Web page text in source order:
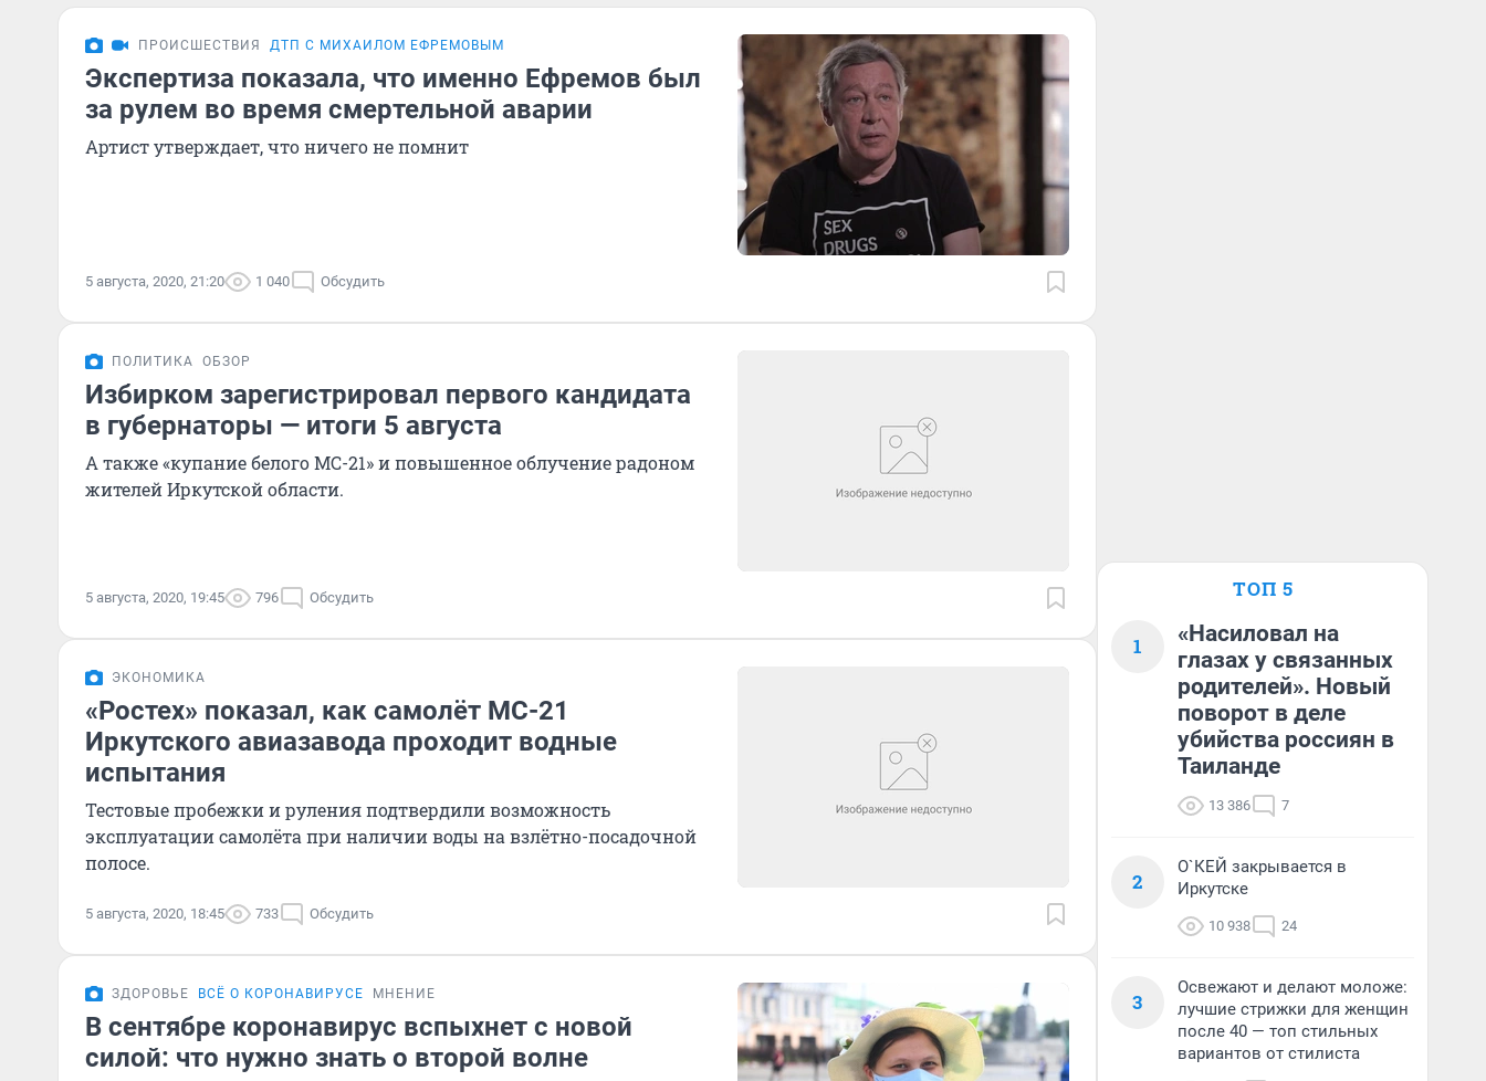
ПРОИСШЕСТВИЯ ДТП С МИХАИЛОМ ЕФРЕМОВЫМ
Экспертиза показала, что именно Ефремов был
за рулем во время смертельной аварии
Артист утверждает, что ничего не помнит
5 августа, 2020, 21:20 1 040 Обсудить
ПОЛИТИКА ОБЗОР
Избирком зарегистрировал первого кандидата
в губернаторы — итоги 5 августа
А также «купание белого МС-21» и повышенное облучение радоном
жителей Иркутской области.
5 августа, 2020, 19:45 796 Обсудить
ЭКОНОМИКА
«Ростех» показал, как самолёт МС-21
Иркутского авиазавода проходит водные
испытания
Тестовые пробежки и руления подтвердили возможность
эксплуатации самолёта при наличии воды на взлётно-посадочной
полосе.
5 августа, 2020, 18:45 733 Обсудить
ЗДОРОВЬЕ ВСЁ О КОРОНАВИРУСЕ МНЕНИЕ
В сентябре коронавирус вспыхнет с новой
силой: что нужно знать о второй волне
ТОП 5
1
«Насиловал на
глазах у связанных
родителей». Новый
поворот в деле
убийства россиян в
Таиланде
13 386 7
2
О`КЕЙ закрывается в
Иркутске
10 938 24
3
Освежают и делают моложе:
лучшие стрижки для женщин
после 40 — топ стильных
вариантов от стилиста